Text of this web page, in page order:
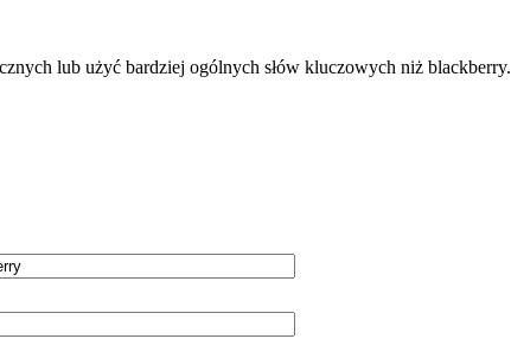
lub użyć bardziej ogólnych słów kluczowych niż blackberry.